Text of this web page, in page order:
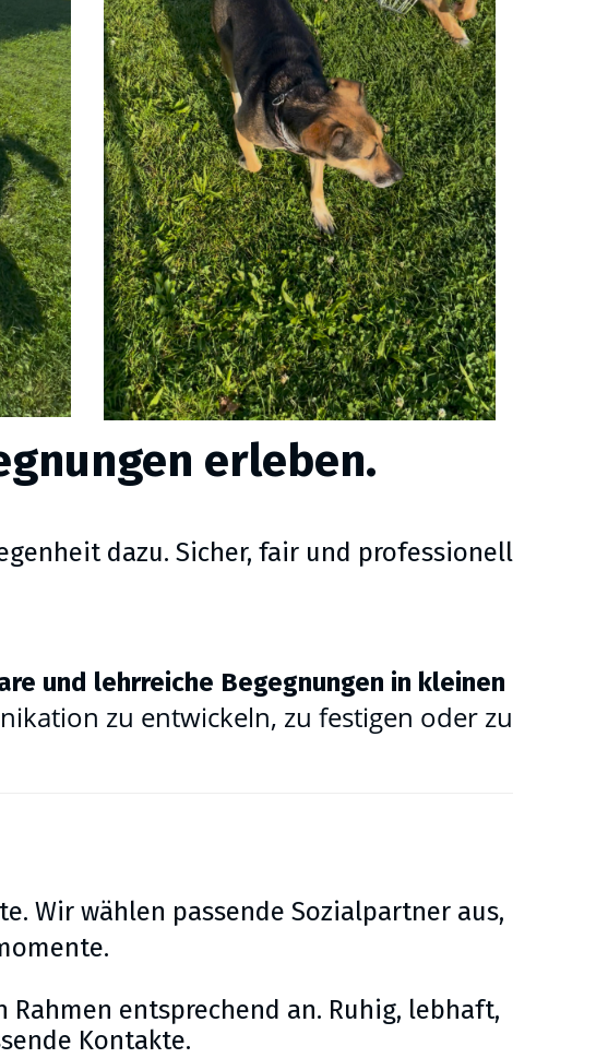
erleben.
dazu. Sicher, fair und professionell
und lehrreiche Begegnungen in kleinen
zu entwickeln, zu festigen oder zu
Wir wählen passende Sozialpartner aus,
entsprechend an. Ruhig, lebhaft,
Kontakte.